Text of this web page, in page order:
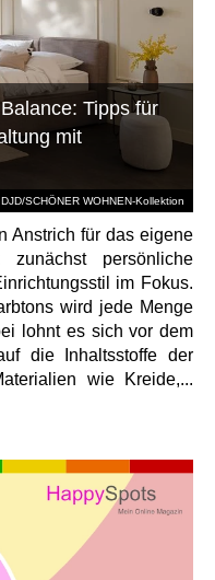
SCHÖNER WOHNEN-Kollektion
Tipps für
mit
Anstrich für das eigene
persönliche
im Fokus.
wird jede Menge
lohnt es sich vor dem
die Inhaltsstoffe der
wie Kreide,...